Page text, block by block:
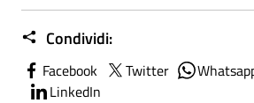
Condividi:
Facebook Twitter
LinkedIn